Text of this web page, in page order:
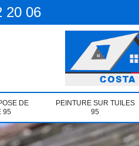
20 06
DE
95
PEINTURE SUR TUILES
95